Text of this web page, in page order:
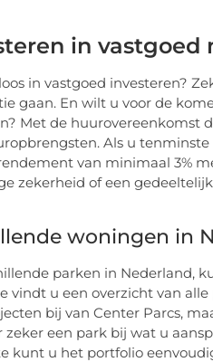
in
in vastgoed investeren?
gaan. En wilt u voor de
Met de huurovereenkomst
Als u
van minimaal 3%
zekerheid of een
woningen in
parken in Nederland,
vindt u een overzicht van
bij van Center Parcs,
zeker een park bij wat u
kunt u het portfolio